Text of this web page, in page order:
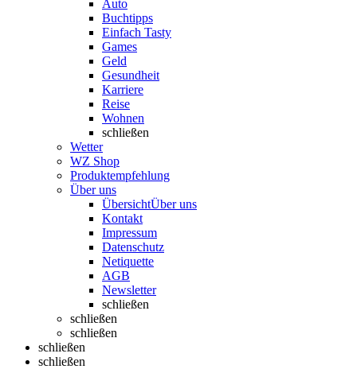
Auto
Buchtipps
Einfach Tasty
Games
Geld
Gesundheit
Karriere
Reise
Wohnen
schließen
Wetter
WZ Shop
Produktempfehlung
Über uns
ÜbersichtÜber uns
Kontakt
Impressum
Datenschutz
Netiquette
AGB
Newsletter
schließen
schließen
schließen
schließen
schließen